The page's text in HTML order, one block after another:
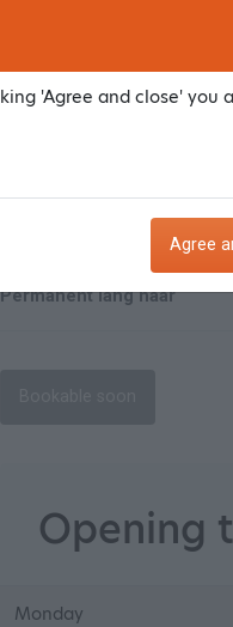
Voor Highlights en
Permanent kort haar
Permanent lang haar
Opening
Monday
'Agree and close' you
Agree